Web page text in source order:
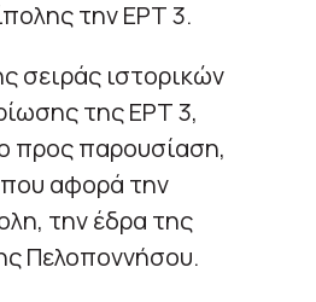
την ΕΡΤ 3.
σειράς ιστορικών
της ΕΡΤ 3,
προς παρουσίαση,
αφορά την
την έδρα της
Πελοποννήσου.